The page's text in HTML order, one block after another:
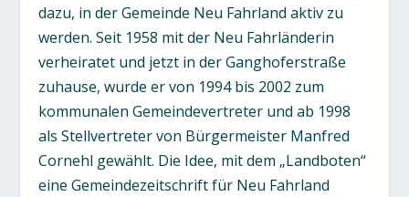
dazu, in der Gemeinde Neu Fahrland aktiv zu
werden. Seit 1958 mit der Neu Fahrländerin
verheiratet und jetzt in der Ganghoferstraße
zuhause, wurde er von 1994 bis 2002 zum
kommunalen Gemeindevertreter und ab 1998
als Stellvertreter von Bürgermeister Manfred
Cornehl gewählt. Die Idee, mit dem „Landboten“
eine Gemeindezeitschrift für Neu Fahrland